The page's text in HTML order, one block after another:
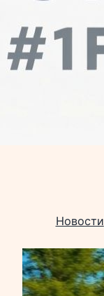
Новости